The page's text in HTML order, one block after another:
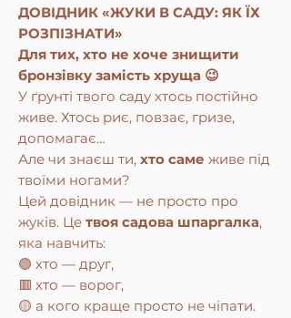
ДОВІДНИК «ЖУКИ В САДУ: ЯК ЇХ
РОЗПІЗНАТИ»
Для тих, хто не хоче знищити
бронзівку замість хруща 😉
У ґрунті твого саду хтось постійно
живе. Хтось риє, повзає, гризе,
допомагає…
Але чи знаєш ти, хто саме живе під
твоїми ногами?
Цей довідник — не просто про
жуків. Це твоя садова шпаргалка,
яка навчить:
🟢 хто — друг,
🟥 хто — ворог,
🟡 а кого краще просто не чіпати.